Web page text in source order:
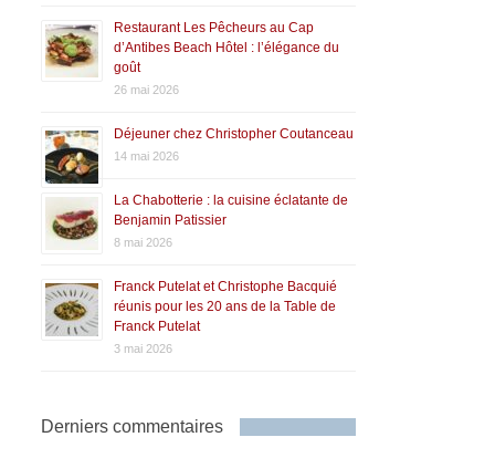
Restaurant Les Pêcheurs au Cap
d’Antibes Beach Hôtel : l’élégance du
goût
26 mai 2026
Déjeuner chez Christopher Coutanceau
14 mai 2026
La Chabotterie : la cuisine éclatante de
Benjamin Patissier
8 mai 2026
Franck Putelat et Christophe Bacquié
réunis pour les 20 ans de la Table de
Franck Putelat
3 mai 2026
Derniers commentaires